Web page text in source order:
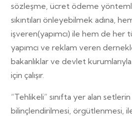
sözleşme, ücret ödeme
sıkıntıları önleyebilmek adına,
işveren(yapımcı) ile hem de her
yapımcı ve reklam veren
bakanlıklar ve devlet
için çalışır.
“Tehlikeli” sınıfta yer alan setlerin
bilinçlendirilmesi, örgütlenmesi,